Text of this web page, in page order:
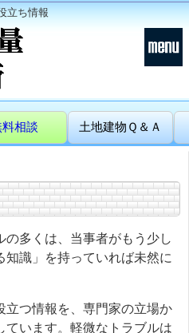
立ち情報
相談 土地建物Ｑ＆Ａ
多くは、当事者がもう少し
知識」を持っていれば未然に
立つ情報を、専門家の立場か
ています。軽微なトラブルは